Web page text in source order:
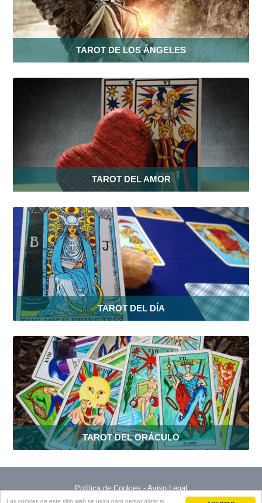
Las cookies de este sitio web se usan para personalizar el
TAROT DE LOS ÁNGELES
TAROT DEL AMOR
TAROT DEL DÍA
TAROT DEL ORÁCULO
Política de Cookies-Aviso Legal